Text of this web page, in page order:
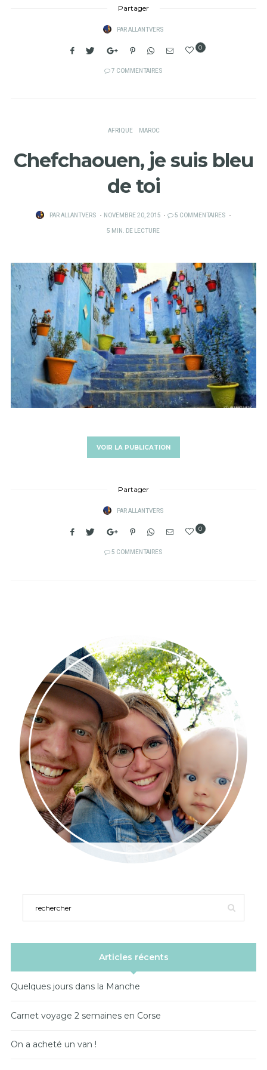
Partager
PARALLANTVERS
0
7 COMMENTAIRES
AFRIQUE MAROC
Chefchaouen, je suis bleu
de toi
PARALLANTVERS
PUBLIÉ
SUR
NOVEMBRE 20, 2015
5 COMMENTAIRES
5 MIN. DE LECTURE
VOIR LA PUBLICATION
Partager
PARALLANTVERS
0
5 COMMENTAIRES
Articles récents
Quelques jours dans la Manche
Carnet voyage 2 semaines en Corse
On a acheté un van !